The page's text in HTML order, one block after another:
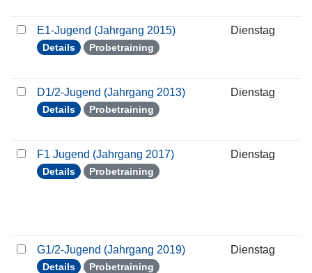
E1-Jugend (Jahrgang 2015)
Details Probetraining
Dienstag
D1/2-Jugend (Jahrgang 2013)
Details Probetraining
Dienstag
F1 Jugend (Jahrgang 2017)
Details Probetraining
Dienstag
G1/2-Jugend (Jahrgang 2019)
Details Probetraining
Dienstag